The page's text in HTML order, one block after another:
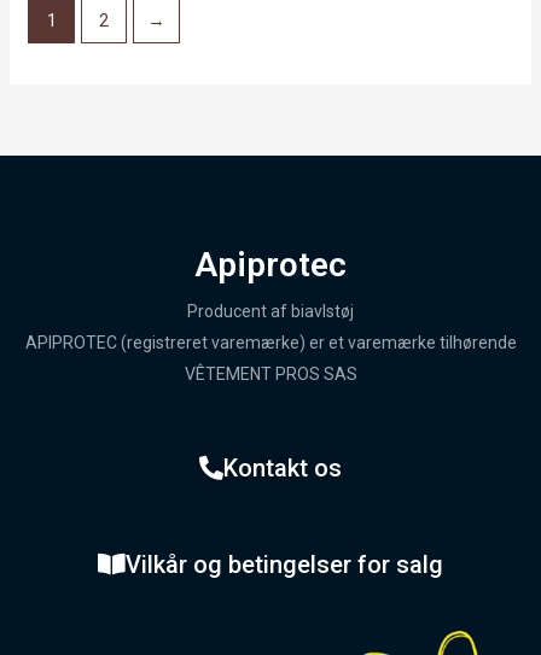
1 2 →
Apiprotec
Producent af biavlstøj
APIPROTEC (registreret varemærke) er et varemærke tilhørende
VÊTEMENT PROS SAS
Kontakt os
Vilkår og betingelser for salg